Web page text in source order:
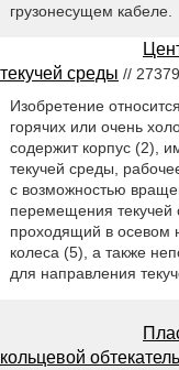
грузонесущем кабеле.
текучей среды //
Изобретение
горячих или очень
содержит корпус (2),
текучей среды,
с возможностью
перемещения текучей
проходящий в осевом
колеса (5), а также
для направления
кольцевой